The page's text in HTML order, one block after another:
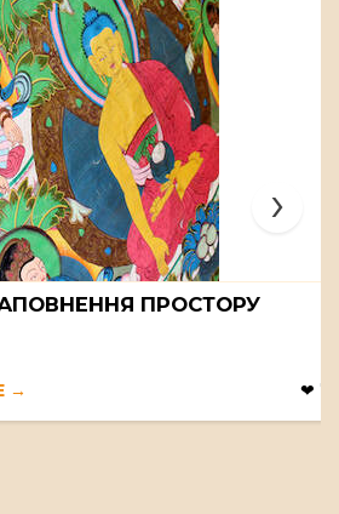
ПРОСТОРУ
›